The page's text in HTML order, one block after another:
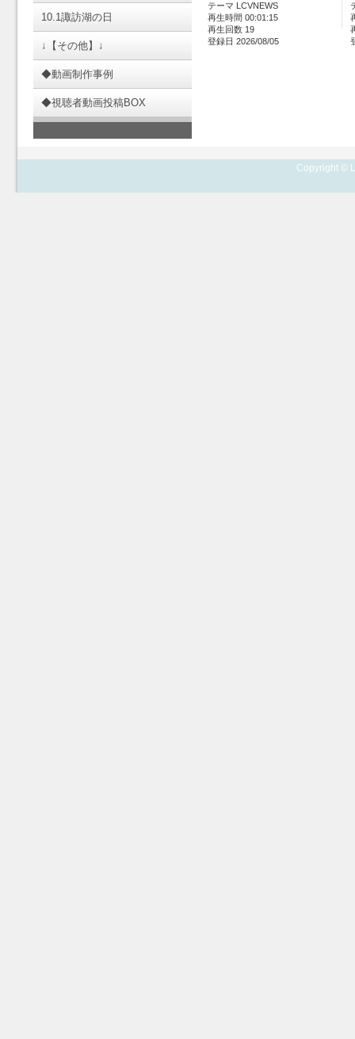
10.1諏訪湖の日
↓【その他】↓
◆動画制作事例
◆視聴者動画投稿BOX
テーマ LCVNEWS
再生時間 00:01:15
再生回数 19
登録日 2026/08/05
Copyright ©